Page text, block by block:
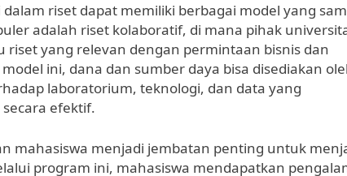
riset dapat memiliki berbagai model yang
adalah riset kolaboratif, di mana pihak
riset yang relevan dengan permintaan bisnis dan
ini, dana dan sumber daya bisa disediakan
laboratorium, teknologi, dan data yang
efektif.
mahasiswa menjadi jembatan penting untuk
program ini, mahasiswa mendapatkan